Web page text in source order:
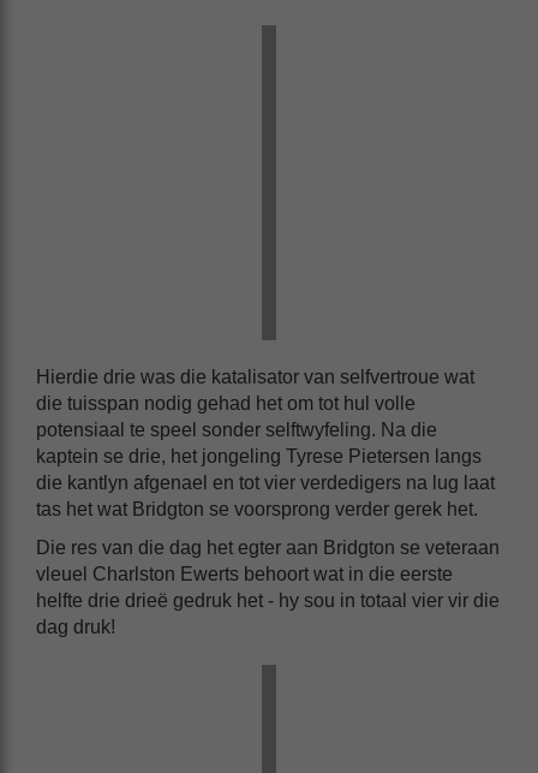
Hierdie drie was die katalisator van selfvertroue wat
die tuisspan nodig gehad het om tot hul volle
potensiaal te speel sonder selftwyfeling. Na die
kaptein se drie, het jongeling Tyrese Pietersen langs
die kantlyn afgenael en tot vier verdedigers na lug laat
tas het wat Bridgton se voorsprong verder gerek het.
Die res van die dag het egter aan Bridgton se veteraan
vleuel Charlston Ewerts behoort wat in die eerste
helfte drie drieë gedruk het - hy sou in totaal vier vir die
dag druk!